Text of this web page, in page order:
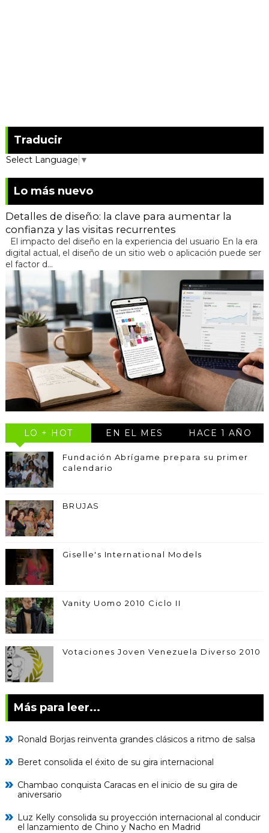
Traducir
Select Language ▼
Lo más nuevo
Detalles de diseño: la clave para aumentar la
confianza y las visitas recurrentes
El impacto del diseño en la experiencia del usuario En la era
digital actual, el diseño de un sitio web o aplicación puede ser
el factor d...
LO + HOT EN EL MES HACE 1 AÑO
Fundación Abrígame prepara su primer
calendario
BRUJAS
Giselle's International Models
Vanity Uomo 2010 Ciclo II
Votaciones Joven Venezuela Diverso 2010
Más para leer...
Ronald Borjas reinventa grandes clásicos a ritmo de salsa
Beret consolida el éxito de su gira internacional
Chambao conquista Caracas en el inicio de su gira de
aniversario
Luz Kelly consolida su proyección internacional al conducir
el lanzamiento de Chino y Nacho en Madrid